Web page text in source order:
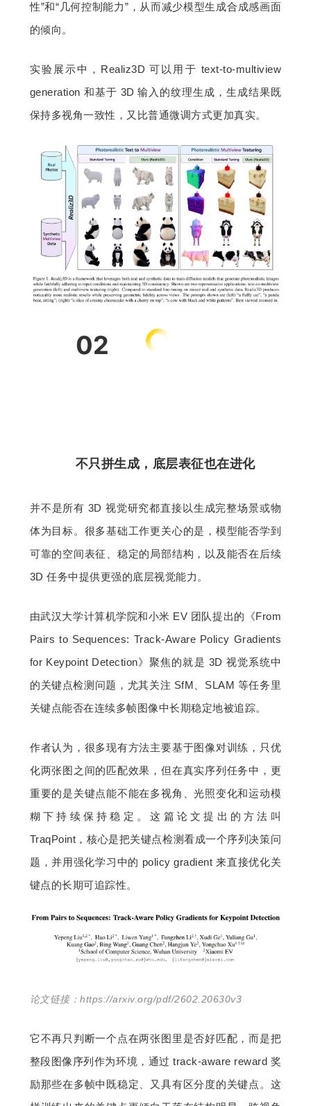
性”和“几何控制能力”，从而减少模型生成合成感画面
的倾向。
实验展示中，Realiz3D 可以用于 text-to-multiview
generation 和基于 3D 输入的纹理生成，生成结果既
保持多视角一致性，又比普通微调方式更加真实。
02
不只拼生成，底层表征也在进化
并不是所有 3D 视觉研究都直接以生成完整场景或物
体为目标。很多基础工作更关心的是，模型能否学到
可靠的空间表征、稳定的局部结构，以及能否在后续
3D 任务中提供更强的底层视觉能力。
由武汉大学计算机学院和小米 EV 团队提出的《From
Pairs to Sequences: Track-Aware Policy Gradients
for Keypoint Detection》聚焦的就是 3D 视觉系统中
的关键点检测问题，尤其关注 SfM、SLAM 等任务里
关键点能否在连续多帧图像中长期稳定地被追踪。
作者认为，很多现有方法主要基于图像对训练，只优
化两张图之间的匹配效果，但在真实序列任务中，更
重要的是关键点能不能在多视角、光照变化和运动模
糊下持续保持稳定。这篇论文提出的方法叫
TraqPoint，核心是把关键点检测看成一个序列决策问
题，并用强化学习中的 policy gradient 来直接优化关
键点的长期可追踪性。
论文链接：https://arxiv.org/pdf/2602.20630v3
它不再只判断一个点在两张图里是否好匹配，而是把
整段图像序列作为环境，通过 track-aware reward 奖
励那些在多帧中既稳定、又具有区分度的关键点。这